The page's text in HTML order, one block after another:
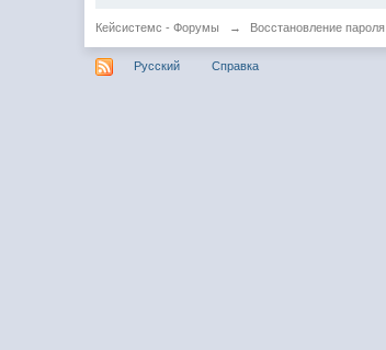
Кейсистемс - Форумы → Восстановление пароля
Русский Справка